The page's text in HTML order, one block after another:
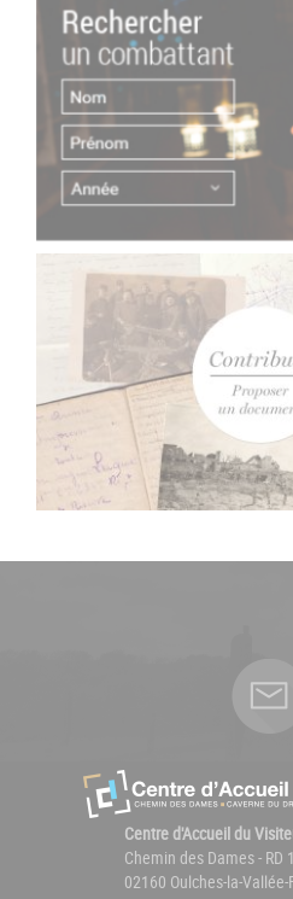
Centre d'Accueil du
Chemin des Dames - RD
02160 Oulches-la-